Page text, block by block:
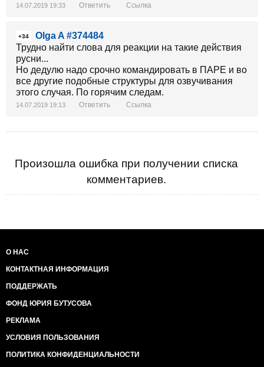
14.07.2019 19:33 Ответить Ссылка
+34
Olga A #374484
Трудно найти слова для реакции на такие действия
русни...
Но дедулю надо срочно командировать в ПАРЕ и во
все другие подобные структуры для озвучивания
этого случая. По горячим следам.
14.07.2019 19:13 Ответить Ссылка
Произошла ошибка при получении списка
комментариев.
О НАС
КОНТАКТНАЯ ИНФОРМАЦИЯ
ПОДДЕРЖАТЬ
ФОНД ЮРИЯ БУТУСОВА
РЕКЛАМА
УСЛОВИЯ ПОЛЬЗОВАНИЯ
ПОЛИТИКА КОНФИДЕНЦИАЛЬНОСТИ